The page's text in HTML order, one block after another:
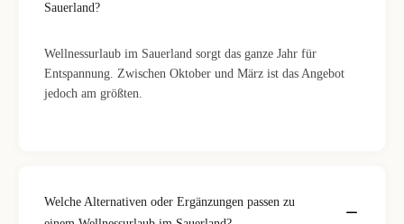
Sauerland?
Wellnessurlaub im Sauerland sorgt das ganze Jahr für
Entspannung. Zwischen Oktober und März ist das Angebot
jedoch am größten.
Welche Alternativen oder Ergänzungen passen zu